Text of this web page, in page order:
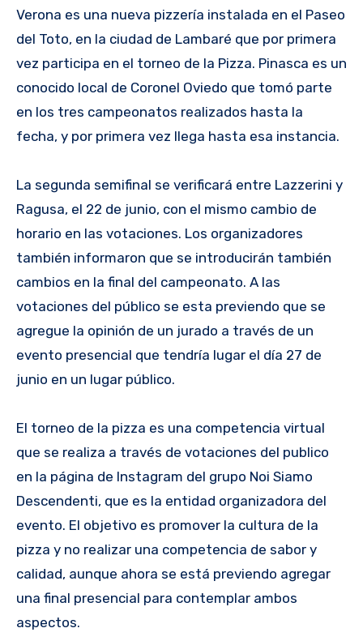
Verona es una nueva pizzería instalada en el Paseo
del Toto, en la ciudad de Lambaré que por primera
vez participa en el torneo de la Pizza. Pinasca es un
conocido local de Coronel Oviedo que tomó parte
en los tres campeonatos realizados hasta la
fecha, y por primera vez llega hasta esa instancia.
La segunda semifinal se verificará entre Lazzerini y
Ragusa, el 22 de junio, con el mismo cambio de
horario en las votaciones. Los organizadores
también informaron que se introducirán también
cambios en la final del campeonato. A las
votaciones del público se esta previendo que se
agregue la opinión de un jurado a través de un
evento presencial que tendría lugar el día 27 de
junio en un lugar público.
El torneo de la pizza es una competencia virtual
que se realiza a través de votaciones del publico
en la página de Instagram del grupo Noi Siamo
Descendenti, que es la entidad organizadora del
evento. El objetivo es promover la cultura de la
pizza y no realizar una competencia de sabor y
calidad, aunque ahora se está previendo agregar
una final presencial para contemplar ambos
aspectos.